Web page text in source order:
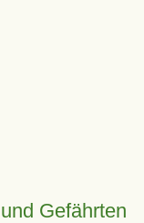
Gefährten